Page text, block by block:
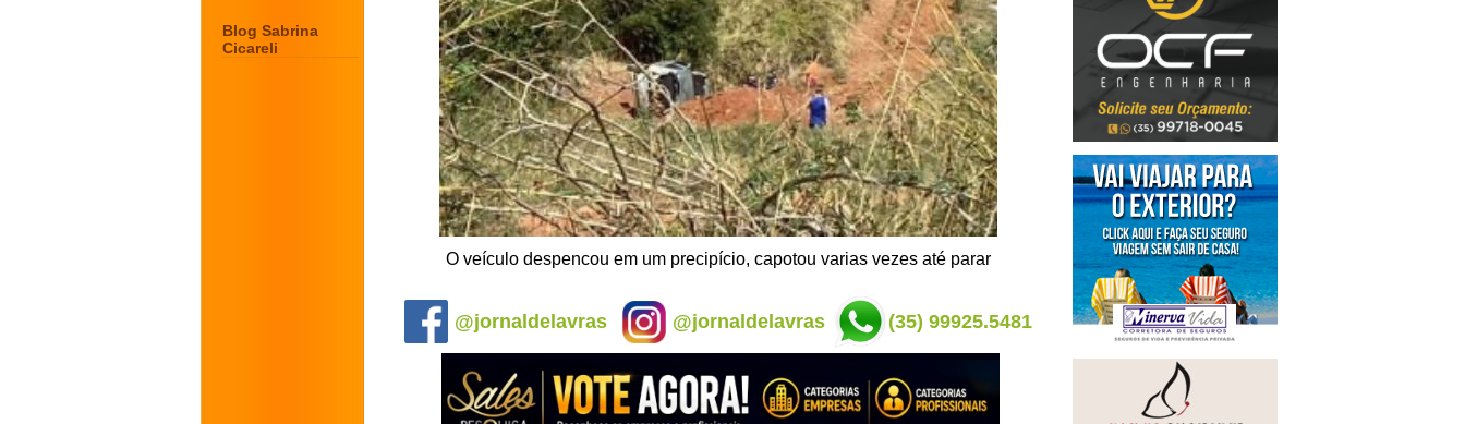
Blog Sabrina
Cicareli
O veículo despencou em um precipício, capotou varias vezes até parar
@jornaldelavras @jornaldelavras (35) 99925.5481